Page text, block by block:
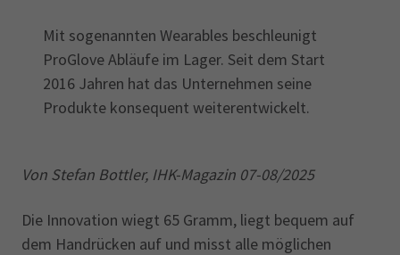
Mit sogenannten Wearables beschleunigt
ProGlove Abläufe im Lager. Seit dem Start
2016 Jahren hat das Unternehmen seine
Produkte konsequent weiterentwickelt.
Von Stefan Bottler, IHK-Magazin 07-08/2025
Die Innovation wiegt 65 Gramm, liegt bequem auf
dem Handrücken auf und misst alle möglichen